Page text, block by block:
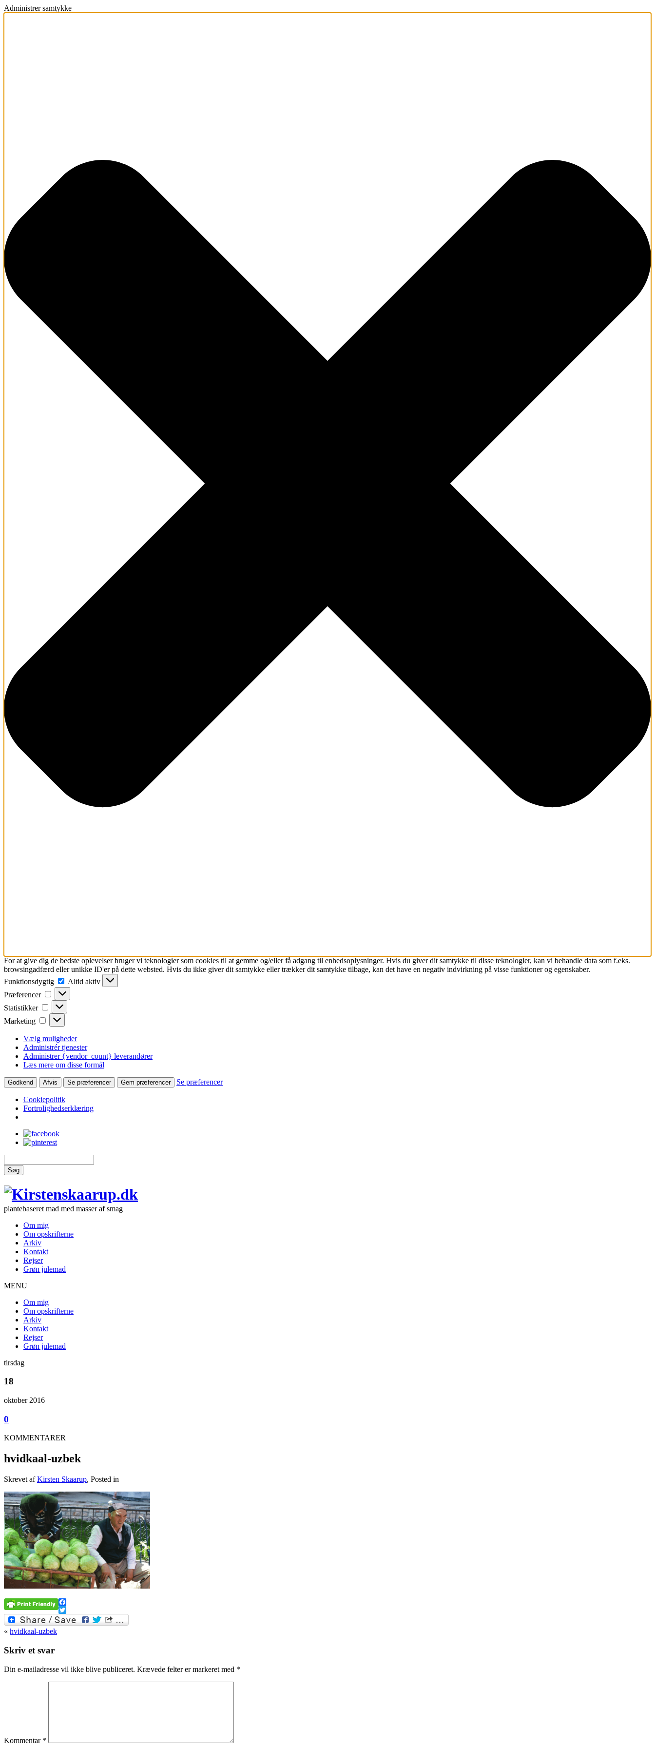
Administrer samtykke
For at give dig de bedste oplevelser bruger vi teknologier som cookies til at gemme og/eller få adgang til enhedsoplysninger. Hvis du giver dit samtykke til disse teknologier, kan vi behandle data som f.eks.
browsingadfærd eller unikke ID'er på dette websted. Hvis du ikke giver dit samtykke eller trækker dit samtykke tilbage, kan det have en negativ indvirkning på visse funktioner og egenskaber.
Funktionsdygtig
Funktionsdygtig
Altid aktiv
Præferencer
Præferencer
Statistikker Statistikker
Marketing Marketing
Vælg muligheder
Administrér tjenester
Administrer {vendor_count} leverandører
Læs mere om disse formål
Godkend Afvis Se præferencer Gem præferencer Se præferencer
Cookiepolitik
Fortrolighedserklæring
Søg
plantebaseret mad med masser af smag
Om mig
Om opskrifterne
Arkiv
Kontakt
Rejser
Grøn julemad
MENU
Om mig
Om opskrifterne
Arkiv
Kontakt
Rejser
Grøn julemad
tirsdag
18
oktober 2016
0
KOMMENTARER
hvidkaal-uzbek
Skrevet afKirsten Skaarup, Posted in
Facebook
Twitter
« hvidkaal-uzbek
Skriv et svar
Din e-mailadresse vil ikke blive publiceret. Krævede felter er markeret med *
Kommentar *